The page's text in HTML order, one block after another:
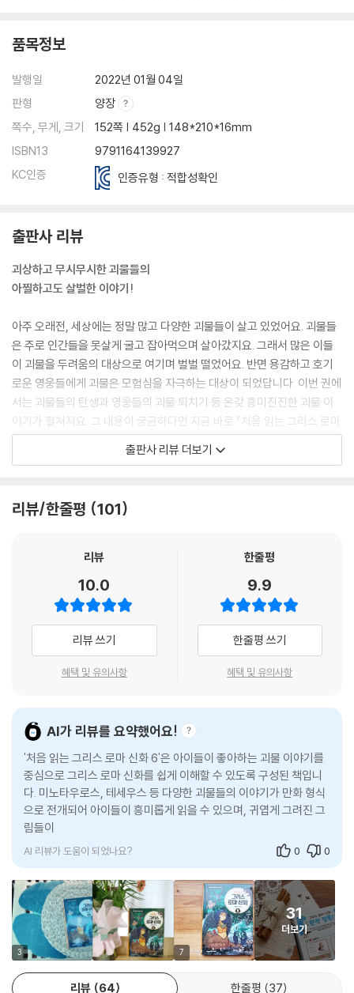
품목정보
발행일
2022년 01월 04일
판형
양장
쪽수, 무게, 크기
152쪽 | 452g | 148*210*16mm
ISBN13
9791164139927
KC인증
인증유형 : 적합성확인
출판사 리뷰
괴상하고 무시무시한 괴물들의
아찔하고도 살벌한 이야기!
아주 오래전, 세상에는 정말 많고 다양한 괴물들이 살고 있었어요. 괴물들
은 주로 인간들을 못살게 굴고 잡아먹으며 살아갔지요. 그래서 많은 이들
이 괴물을 두려움의 대상으로 여기며 벌벌 떨었어요. 반면 용감하고 호기
로운 영웅들에게 괴물은 모험심을 자극하는 대상이 되었답니다. 이번 권에
서는 괴물들의 탄생과 영웅들의 괴물 퇴치기 등 온갖 흥미진진한 괴물 이
야기가 펼쳐져요. 그 내용이 궁금하다면 지금 바로 『처음 읽는 그리스 로마
신화 ⑥ - 괴물 이야기』를 만나 보세요!
해, 신화의 내용을 친절하고 풍부한 ‘글’과 생동감 넘치는 ‘만화’로 풀어 냈
풍덩 빠져 보세요. 상상력과 미적 감수성을 자극하는 『처음 읽는 그리스 로
마 신화』 한 권으로, 가장 쉽고 재미있는 신화 공부를 즐길 수 있습니다.
알찬 정보 페이지와 함께 사고력을 넓히는 퀴즈까지!
의 계보’를 한 페이지로 압축해 실었습니다. 또한 유적과 유물, 미술 작품
등의 풍부한 시각적 자료와 함께 한층 심화된 정보를 다루는 ‘그리스 로마
신화 더 깊이 보기’ 페이지를 수록했습니다. 마지막으로 ‘그리스 로마 신화
완전 정복!’ 페이지를 통해 퀴즈를 풀며 본문에서 다룬 신화 내용을 얼마나
기억하고 있는지 점검하고, 신화 속 신들의 행동에 대한 생각을 자유롭게
펼쳐 볼 수 있습니다.
출판사 리뷰 더보기
리뷰/한줄평 101
리뷰
10.0
리뷰 쓰기
혜택 및 유의사항
한줄평
9.9
한줄평 쓰기
혜택 및 유의사항
AI가 리뷰를 요약했어요!
'처음 읽는 그리스 로마 신화 6'은 아이들이 좋아하는 괴물 이야기를
중심으로 그리스 로마 신화를 쉽게 이해할 수 있도록 구성된 책입니
다. 미노타우로스, 테세우스 등 다양한 괴물들의 이야기가 만화 형식
으로 전개되어 아이들이 흥미롭게 읽을 수 있으며, 귀엽게 그려진 그
림들이 친근감을 더합니다. 또한, 신들의 계보와 유적, 유물, 미술작
품에
AI 리뷰가 도움이 되었나요? 0 0
31
더보기